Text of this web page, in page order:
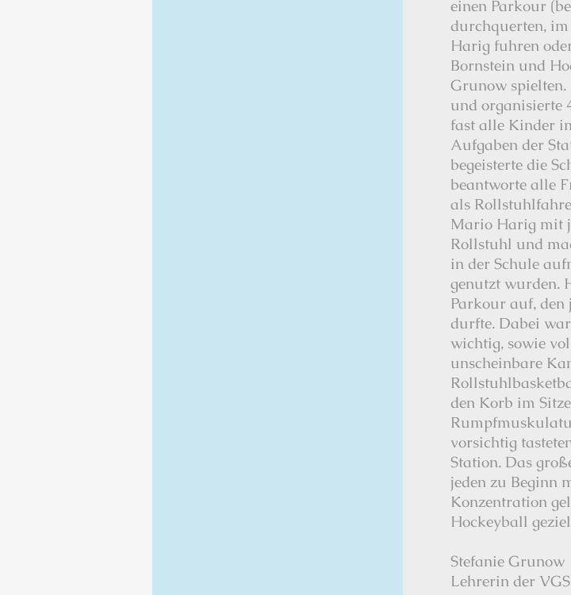
einen Parkour
durchquerten,
Harig fuhren
Bornstein und
Grunow
und organisierte
fast alle Kinder
Aufgaben der
begeisterte die
beantworte alle
als
Mario Harig mit
Rollstuhl und
in der Schule
genutzt wurden.
Parkour auf,
durfte. Dabei
wichtig, sowie
unscheinbare
den Korb im
vorsichtig
Station. Das
jeden zu Beginn
Konzentration
Hockeyball
Stefanie Grunow
Lehrerin der